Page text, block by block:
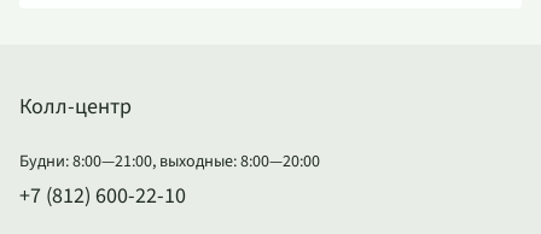
Колл-центр
Будни: 8:00—21:00, выходные: 8:00—20:00
+7 (812) 600-22-10